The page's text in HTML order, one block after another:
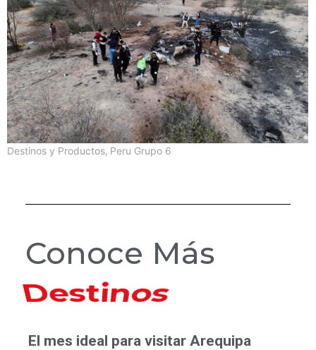
Destinos y Productos, Peru Grupo 6
Conoce Más
Hoteles
El mes ideal para visitar Arequipa